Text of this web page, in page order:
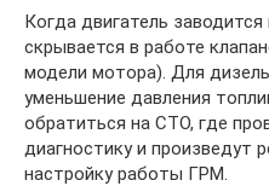
Когда двигатель
скрывается в работе
модели мотора). Для
уменьшение давления
обратиться на СТО, где
диагностику и произведут
настройку работы ГРМ.